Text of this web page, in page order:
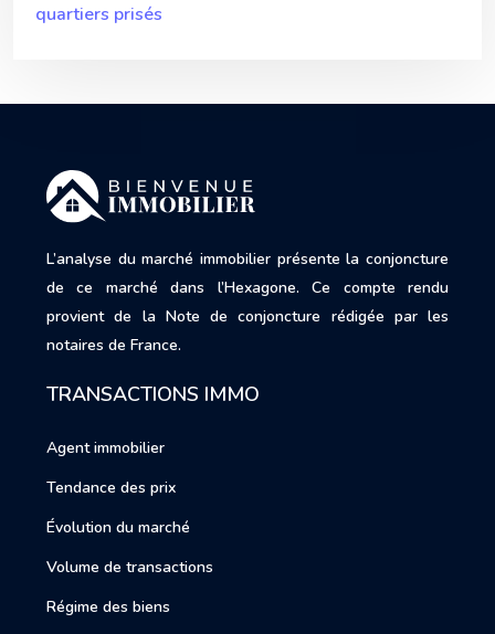
quartiers prisés
L’analyse du marché immobilier présente la conjoncture
de ce marché dans l’Hexagone. Ce compte rendu
provient de la Note de conjoncture rédigée par les
notaires de France.
TRANSACTIONS IMMO
Agent immobilier
Tendance des prix
Évolution du marché
Volume de transactions
Régime des biens